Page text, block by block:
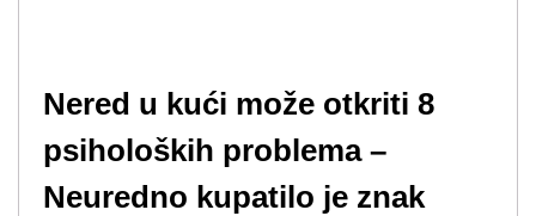
Nered u kući može otkriti 8
psiholoških problema –
Neuredno kupatilo je znak